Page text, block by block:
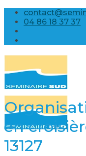
Skip
content
04 86 18 37 37
en
13127